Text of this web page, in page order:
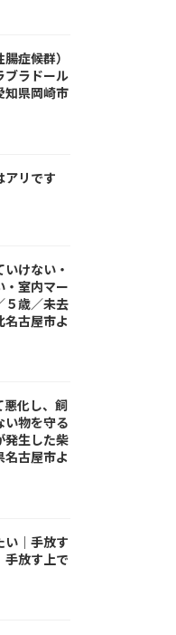
症候群）
ブラドール
知県岡崎市
アリです
けない・
・室内マー
５歳／未去
名古屋市よ
悪化し、飼
い物を守る
発生した柴
名古屋市よ
い｜手放す
手放す上で